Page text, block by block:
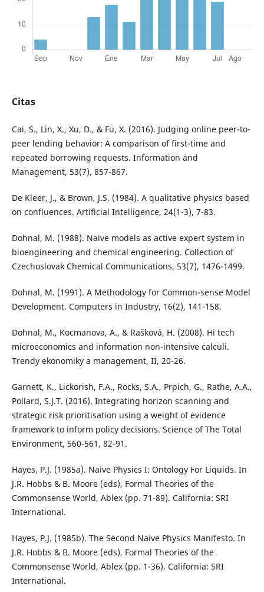
Citas
Cai, S., Lin, X., Xu, D., & Fu, X. (2016). Judging online peer-to-
peer lending behavior: A comparison of first-time and
repeated borrowing requests. Information and
Management, 53(7), 857-867.
De Kleer, J., & Brown, J.S. (1984). A qualitative physics based
on confluences. Artificial Intelligence, 24(1-3), 7-83.
Dohnal, M. (1988). Naive models as active expert system in
bioengineering and chemical engineering. Collection of
Czechoslovak Chemical Communications, 53(7), 1476-1499.
Dohnal, M. (1991). A Methodology for Common-sense Model
Development. Computers in Industry, 16(2), 141-158.
Dohnal, M., Kocmanova, A., & Rašková, H. (2008). Hi tech
microeconomics and information non-intensive calculi.
Trendy ekonomiky a management, II, 20-26.
Garnett, K., Lickorish, F.A., Rocks, S.A., Prpich, G., Rathe, A.A.,
Pollard, S.J.T. (2016). Integrating horizon scanning and
strategic risk prioritisation using a weight of evidence
framework to inform policy decisions. Science of The Total
Environment, 560-561, 82-91.
Hayes, P.J. (1985a). Naive Physics I: Ontology For Liquids. In
J.R. Hobbs & B. Moore (eds), Formal Theories of the
Commonsense World, Ablex (pp. 71-89). California: SRI
International.
Hayes, P.J. (1985b). The Second Naive Physics Manifesto. In
J.R. Hobbs & B. Moore (eds), Formal Theories of the
Commonsense World, Ablex (pp. 1-36). California: SRI
International.